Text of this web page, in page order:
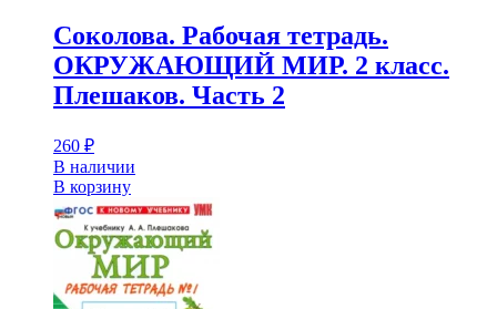
Соколова. Рабочая тетрадь.
ОКРУЖАЮЩИЙ МИР. 2 класс.
Плешаков. Часть 2
260 ₽
В наличии
В корзину